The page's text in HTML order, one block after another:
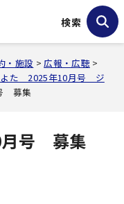
検索
・施設 >広報・広聴 >
よた 2025年10月号 ジ
募集
号 募集